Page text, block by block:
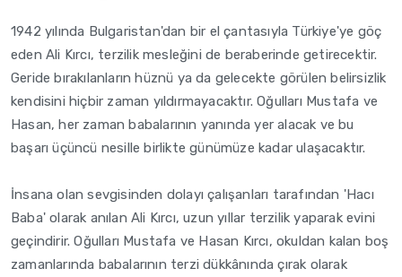
1942 yılında Bulgaristan'dan bir el çantasıyla Türkiye'ye göç
eden Ali Kırcı, terzilik mesleğini de beraberinde getirecektir.
Geride bırakılanların hüznü ya da gelecekte görülen belirsizlik
kendisini hiçbir zaman yıldırmayacaktır. Oğulları Mustafa ve
Hasan, her zaman babalarının yanında yer alacak ve bu
başarı üçüncü nesille birlikte günümüze kadar ulaşacaktır.
İnsana olan sevgisinden dolayı çalışanları tarafından 'Hacı
Baba' olarak anılan Ali Kırcı, uzun yıllar terzilik yaparak evini
geçindirir. Oğulları Mustafa ve Hasan Kırcı, okuldan kalan boş
zamanlarında babalarının terzi dükkânında çırak olarak